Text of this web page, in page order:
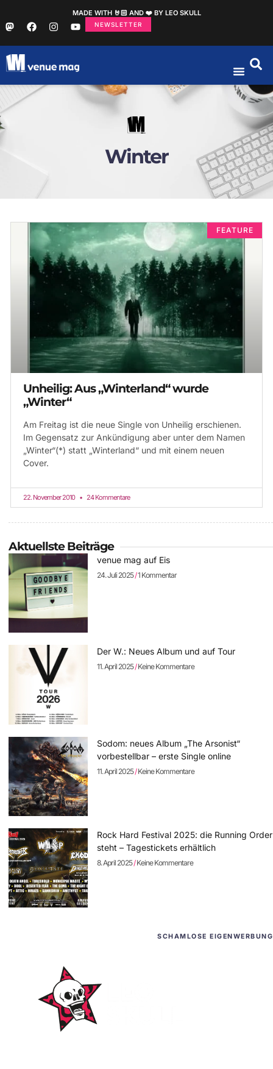
MADE WITH 🤘🏻 AND ❤️ BY LEO SKULL
NEWSLETTER
Winter
FEATURE
Unheilig: Aus „Winterland“ wurde
„Winter“
Am Freitag ist die neue Single von Unheilig erschienen.
Im Gegensatz zur Ankündigung aber unter dem Namen
„Winter“(*) statt „Winterland“ und mit einem neuen
Cover.
22. November 2010 24 Kommentare
Aktuellste Beiträge
venue mag auf Eis
24. Juli 2025 1 Kommentar
Der W.: Neues Album und auf Tour
11. April 2025 Keine Kommentare
Sodom: neues Album „The Arsonist“
vorbestellbar – erste Single online
11. April 2025 Keine Kommentare
Rock Hard Festival 2025: die Running Order
steht – Tagestickets erhältlich
8. April 2025 Keine Kommentare
SCHAMLOSE EIGENWERBUNG